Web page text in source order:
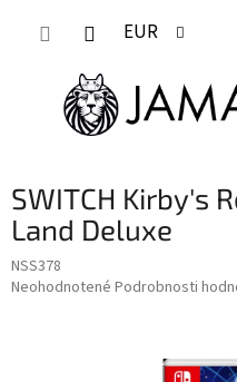
EUR
SWITCH Kirby's
Land Deluxe
NSS378
Priemerné
Neohodnotené Podrobnosti